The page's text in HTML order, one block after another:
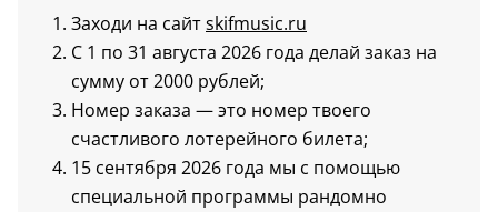
Заходи на сайтskifmusic.ru
С 1 по 31 августа 2026 года делай заказ на
сумму от 2000 рублей;
Номер заказа — это номер твоего
счастливого лотерейного билета;
15 сентября 2026 года мы с помощью
специальной программы рандомно